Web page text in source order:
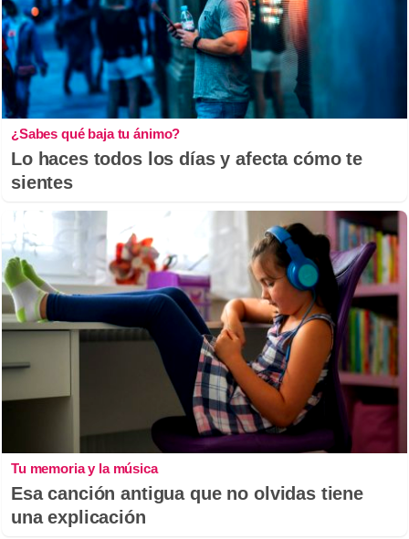
¿Sabes qué baja tu ánimo?
Lo haces todos los días y afecta cómo te
sientes
Tu memoria y la música
Esa canción antigua que no olvidas tiene
una explicación